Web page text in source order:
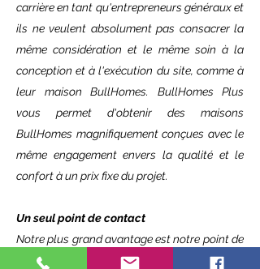
carrière en tant qu'entrepreneurs généraux et
ils ne veulent absolument pas consacrer la
même considération et le même soin à la
conception et à l'exécution du site, comme à
leur maison BullHomes. BullHomes Plus
vous permet d'obtenir des maisons
BullHomes magnifiquement conçues avec le
même engagement envers la qualité et le
confort à un prix fixe du projet.
Un seul point de contact
Notre plus grand avantage est notre point de
contact unique. Vous pouvez nous parler du